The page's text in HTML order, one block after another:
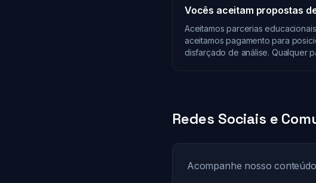
Vocês aceitam propostas
Aceitamos parcerias
aceitamos pagamento para
disfarçado de análise. Qualquer
Redes Sociais e
Acompanhe nosso